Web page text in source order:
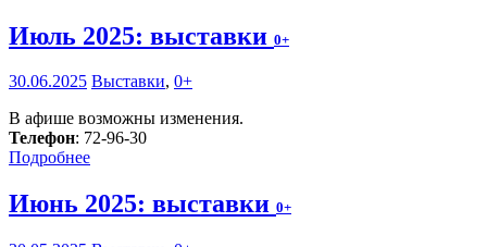
Июль 2025: выставки 0+
30.06.2025 Выставки, 0+
В афише возможны изменения.
Телефон: 72-96-30
Подробнее
Июнь 2025: выставки 0+